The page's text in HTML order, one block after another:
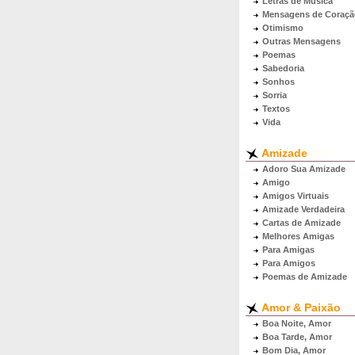
Mensagens de
Otimismo
Outras Mensagens
Poemas
Sabedoria
Sonhos
Sorria
Textos
Vida
Amizade
Adoro Sua Amizade
Amigo
Amigos Virtuais
Amizade Verdadeira
Cartas de Amizade
Melhores Amigas
Para Amigas
Para Amigos
Poemas de Amizade
Amor & Paixão
Boa Noite, Amor
Boa Tarde, Amor
Bom Dia, Amor